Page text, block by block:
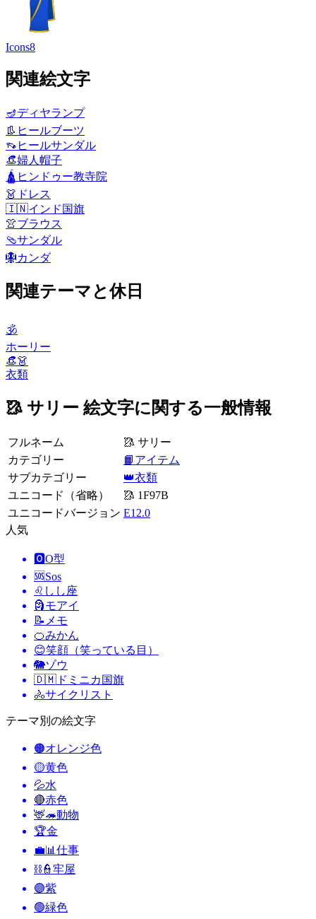
Icons8
関連絵文字
🪔ディヤランプ
👢 ヒールブーツ
👡 ヒールサンダル
👒婦人帽子
🛕 ヒンドゥー教寺院
👗 ドレス
🇮🇳インド国旗
👚ブラウス
🩴サンダル
🪯カンダ
関連テーマと休日
🕉
ホーリー
👒👗
衣類
🥻 サリー 絵文字に関する一般情報
フルネーム
🥻 サリー
カテゴリー
📙アイテム
サブカテゴリー
👑衣類
ユニコード（省略）
🥻 1F97B
ユニコードバージョン E12.0
人気
🅾️O型
🆘Sos
♌ しし座
🗿モアイ
📝 メモ
🍊みかん
😊笑顔（笑っている目）
🐘ゾウ
🇩🇲 ドミニカ国旗
🚴サイクリスト
テーマ別の絵文字
🟠オレンジ色
🟡黄色
💦水
🔴赤色
🦌🦔動物
🏆金
💼📊 仕事
⛓️👮牢屋
🟣紫
🟢緑色